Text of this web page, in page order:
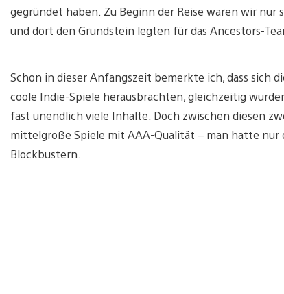
gegründet haben. Zu Beginn der Reise waren wir
und dort den Grundstein legten für das Ancestors-
Schon in dieser Anfangszeit bemerkte ich, dass sich
coole Indie-Spiele herausbrachten, gleichzeitig
fast unendlich viele Inhalte. Doch zwischen diesen
mittelgroße Spiele mit AAA-Qualität – man hatte
Blockbustern.